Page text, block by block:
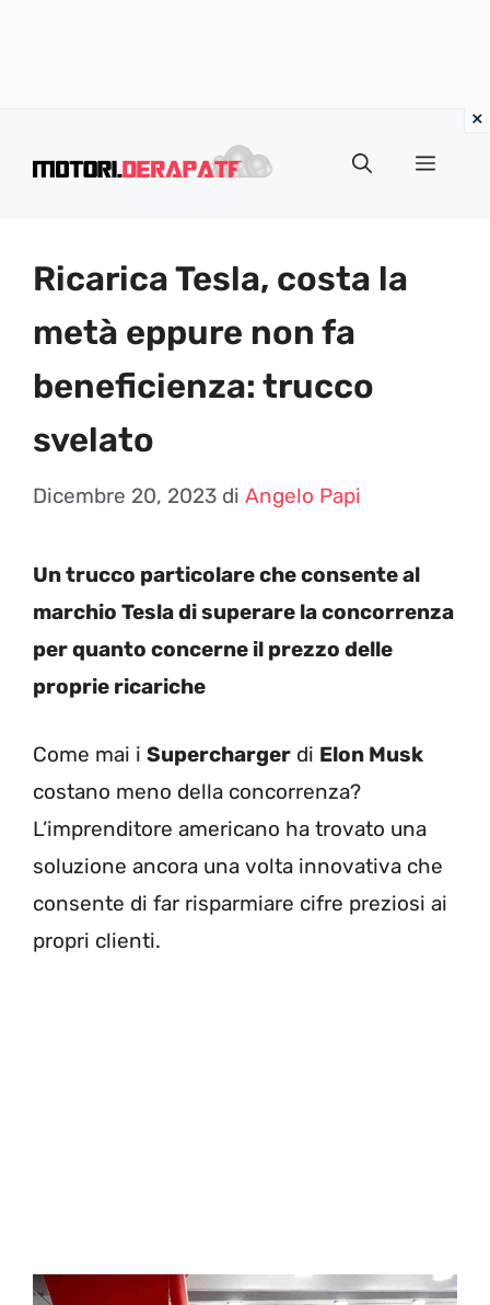
Menu
Ricarica Tesla, costa la
metà eppure non fa
beneficienza: trucco
svelato
Dicembre 20, 2023 di Angelo Papi
Un trucco particolare che consente al
marchio Tesla di superare la concorrenza
per quanto concerne il prezzo delle
proprie ricariche
Come mai i Supercharger di Elon Musk
costano meno della concorrenza?
L’imprenditore americano ha trovato una
soluzione ancora una volta innovativa che
consente di far risparmiare cifre preziosi ai
propri clienti.